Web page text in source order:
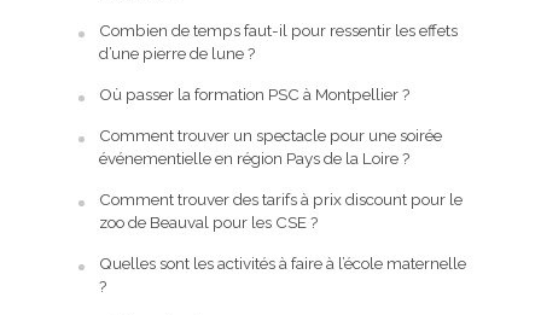
Combien de temps faut-il pour ressentir les effets
d’une pierre de lune ?
Où passer la formation PSC à Montpellier ?
Comment trouver un spectacle pour une soirée
événementielle en région Pays de la Loire ?
Comment trouver des tarifs à prix discount pour le
zoo de Beauval pour les CSE ?
Quelles sont les activités à faire à l’école maternelle
?